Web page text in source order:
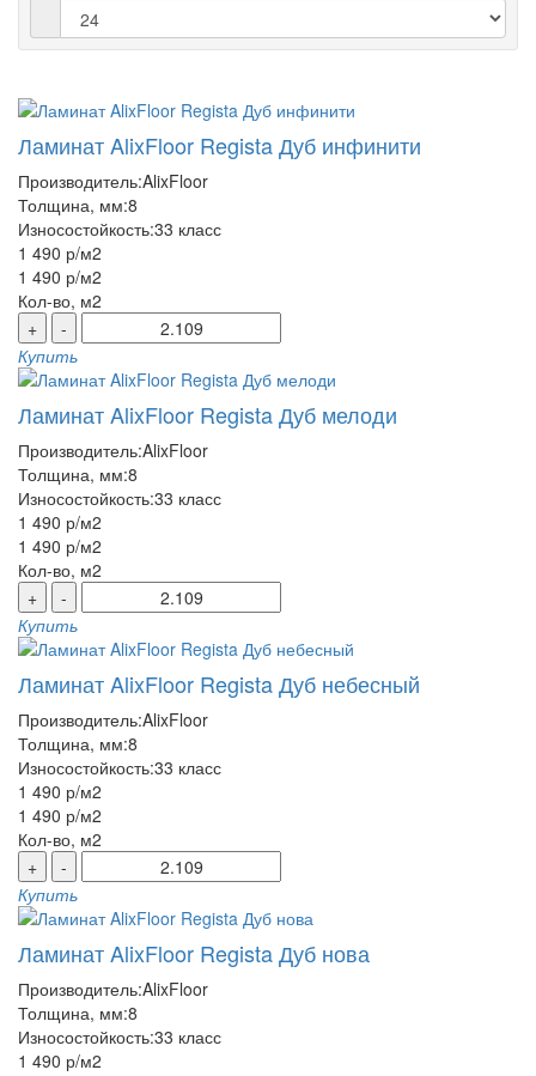
Ламинат AlixFloor Regista Дуб инфинити
Производитель:AlixFloor
Толщина, мм:8
Износостойкость:33 класс
1 490 р/м2
1 490 р/м2
Кол-во, м2
+
-
Купить
Ламинат AlixFloor Regista Дуб мелоди
Производитель:AlixFloor
Толщина, мм:8
Износостойкость:33 класс
1 490 р/м2
1 490 р/м2
Кол-во, м2
+
-
Купить
Ламинат AlixFloor Regista Дуб небесный
Производитель:AlixFloor
Толщина, мм:8
Износостойкость:33 класс
1 490 р/м2
1 490 р/м2
Кол-во, м2
+
-
Купить
Ламинат AlixFloor Regista Дуб нова
Производитель:AlixFloor
Толщина, мм:8
Износостойкость:33 класс
1 490 р/м2